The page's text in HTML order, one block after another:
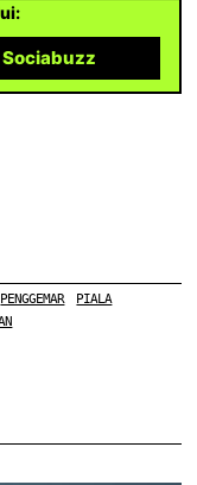
Sociabuzz
PENGGEMAR
PIALA